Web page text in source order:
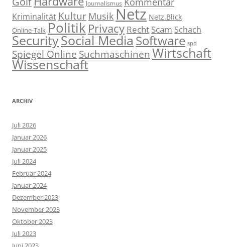
Journalismus
Kriminalität Kultur Musik Netz Netz.Blick
Online-Talk Politik Privacy Recht Scam Schach
SecuritySocial Media Software spd
Spiegel Online Suchmaschinen Wirtschaft
Wissenschaft
ARCHIV
Juli 2026
Januar 2026
Januar 2025
Juli 2024
Februar 2024
Januar 2024
Dezember 2023
November 2023
Oktober 2023
Juli 2023